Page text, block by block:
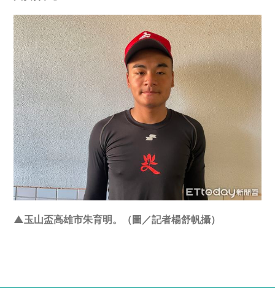
▲玉山盃高雄市朱育明。（圖／記者楊舒帆攝）